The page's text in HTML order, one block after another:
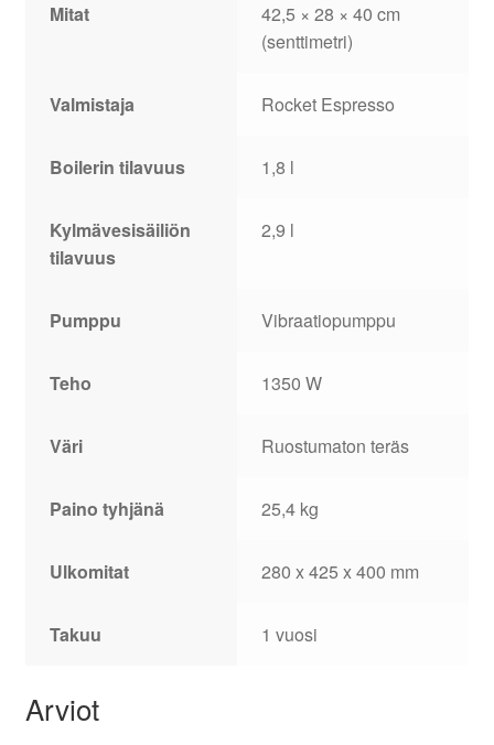
Mitat
42,5 × 28 × 40 cm
(senttimetri)
Valmistaja Rocket Espresso
Boilerin tilavuus 1,8 l
Kylmävesisäiliön
tilavuus
2,9 l
Pumppu Vibraatiopumppu
Teho 1350 W
Väri Ruostumaton teräs
Paino tyhjänä 25,4 kg
Ulkomitat 280 x 425 x 400 mm
Takuu 1 vuosi
Arviot